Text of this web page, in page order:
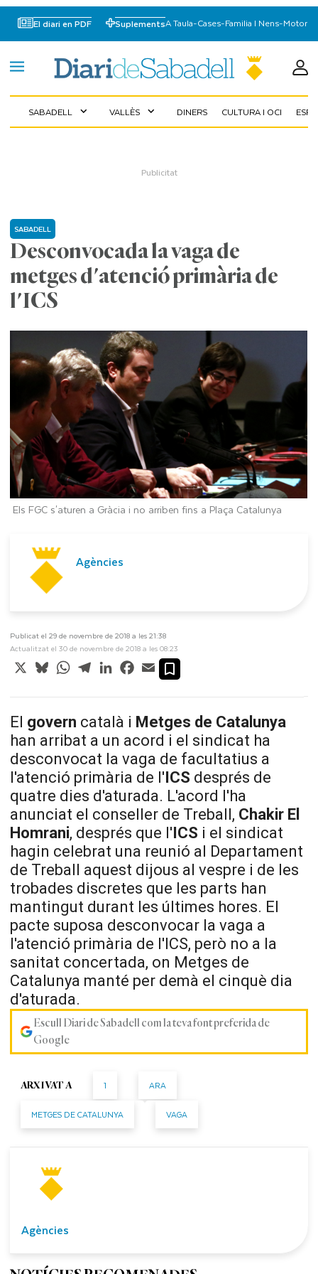
El diari en PDF SuplementsA Taula-Cases-Familia I Nens-Motor
SABADELL expand_more VALLÈS expand_more DINERS CULTURA I OCI
Desconvocada la vaga de
metges d'atenció primària de
l'ICS
SABADELL
Els FGC s'aturen a Gràcia i no arriben fins a Plaça Catalunya
Agències
Publicat el 29 de novembre de 2018 a les 21:38
Actualitzat el 30 de novembre de 2018 a les 08:23
X BlueskyWhatsApp
TelegramLinkedInFacebook
Email
El govern català i Metges de Catalunya
han arribat a un acord i el sindicat ha
desconvocat la vaga de facultatius a
l'atenció primària de l'ICS després de
quatre dies d'aturada. L'acord l'ha
anunciat el conseller de Treball, Chakir El
Homrani, després que l'ICS i el sindicat
hagin celebrat una reunió al Departament
de Treball aquest dijous al vespre i de les
trobades discretes que les parts han
mantingut durant les últimes hores. El
pacte suposa desconvocar la vaga a
l'atenció primària de l'ICS, però no a la
sanitat concertada, on Metges de
Catalunya manté per demà el cinquè dia
d'aturada.
Escull Diari de Sabadell com la teva font preferida de
Google
ARXIVAT A 1 ARA
METGES DE CATALUNYA VAGA
Agències